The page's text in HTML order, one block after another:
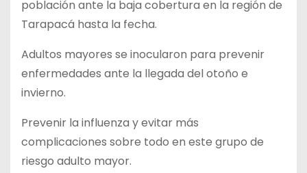
población ante la baja cobertura en la región de
Tarapacá hasta la fecha.
Adultos mayores se inocularon para prevenir
enfermedades ante la llegada del otoño e
invierno.
Prevenir la influenza y evitar más
complicaciones sobre todo en este grupo de
riesgo adulto mayor.